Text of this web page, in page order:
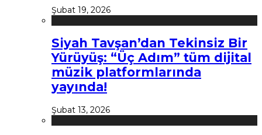
Şubat 19, 2026
Siyah Tavşan’dan Tekinsiz Bir
Yürüyüş: “Üç Adım” tüm dijital
müzik platformlarında
yayında!
Şubat 13, 2026